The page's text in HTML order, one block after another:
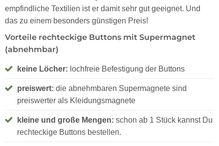
empfindliche Textilien ist er damit sehr gut geeignet. Und
das zu einem besonders günstigen Preis!
Vorteile rechteckige Buttons mit Supermagnet
(abnehmbar)
keine Löcher: lochfreie Befestigung der Buttons
preiswert: die abnehmbaren Supermagnete sind
preiswerter als Kleidungsmagnete
kleine und große Mengen: schon ab 1 Stück kannst Du
rechteckige Buttons bestellen.